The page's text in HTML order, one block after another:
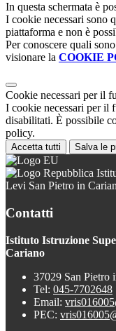
In questa schermata è
I cookie necessari sono
piattaforma e non è
Per conoscere quali
visionare la COOKIE
Cookie necessari per il
I cookie necessari per il
disabilitati. È possibile
policy.
Accetta tutti Salva le
Levi San Pietro in
Contatti
Istituto Istruzione
Cariano
37029 San Pietro
Tel: 045-7702648
Email:
PEC: